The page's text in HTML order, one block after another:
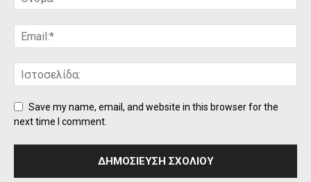
Save my name, email, and website in this browser for the
next time I comment.